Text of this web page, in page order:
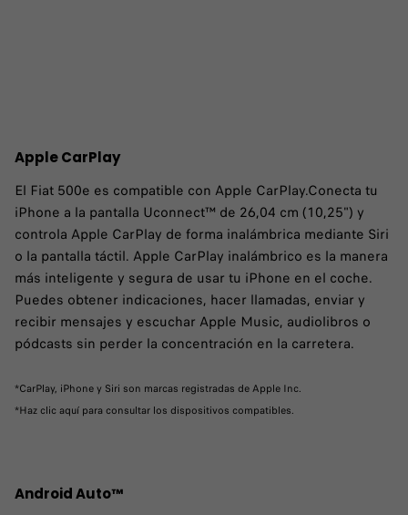
Apple CarPlay
El Fiat 500e es compatible con Apple CarPlay.Conecta tu
iPhone a la pantalla Uconnect™ de 26,04 cm (10,25") y
controla Apple CarPlay de forma inalámbrica mediante Siri
o la pantalla táctil. Apple CarPlay inalámbrico es la manera
más inteligente y segura de usar tu iPhone en el coche.
Puedes obtener indicaciones, hacer llamadas, enviar y
recibir mensajes y escuchar Apple Music, audiolibros o
pódcasts sin perder la concentración en la carretera.
*CarPlay, iPhone y Siri son marcas registradas de Apple Inc.
*Haz clic aquí para consultar los dispositivos compatibles.
Android Auto™